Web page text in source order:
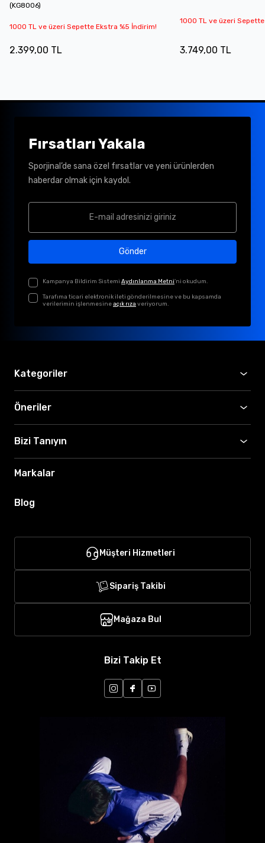
(KG8006)
1000 TL ve üzeri Sepette Ekstra %5 İndirim!
2.399,00 TL
1000 TL ve üzeri
3.749,00 TL
Fırsatları Yakala
Sporjinal’de sana özel fırsatlar ve yeni ürünlerden
haberdar olmak için kaydol.
Gönder
Kampanya Bildirim Sistemi Aydınlanma Metni'ni okudum.
Tarafıma ticari elektronik ileti gönderilmesine ve bu kapsamda
verilerimin işlenmesineaçık rıza veriyorum.
Kategoriler
Öneriler
Bizi Tanıyın
Markalar
Blog
Müşteri Hizmetleri
Sipariş Takibi
Mağaza Bul
Bizi Takip Et